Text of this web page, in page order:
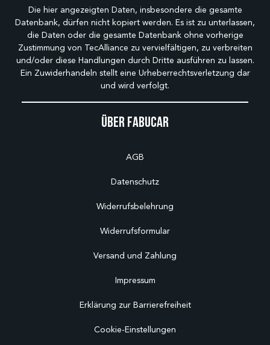
Über Fabucar
AGB
Datenschutz
Widerrufsbelehrung
Widerrufsformular
Versand und Zahlung
Impressum
Erklärung zur Barrierefreiheit
Cookie-Einstellungen
Die hier angezeigten Daten, insbesondere die gesamte
Datenbank, dürfen nicht kopiert werden. Es ist zu unterlassen,
die Daten oder die gesamte Datenbank ohne vorherige
Zustimmung von TecAlliance zu vervielfältigen, zu verbreiten
und/oder diese Handlungen durch Dritte ausführen zu lassen.
Ein Zuwiderhandeln stellt eine Urheberrechtsverletzung dar
und wird verfolgt.